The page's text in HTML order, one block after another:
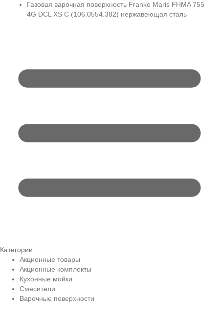
Газовая варочная поверхность Franke Maris FHMA 755
4G DCL XS C (106.0554.382) нержавеющая сталь
Категории
Акционные товары
Акционные комплекты
Кухонные мойки
Смесители
Варочные поверхности